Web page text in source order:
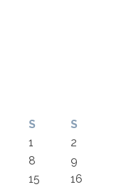
S
S
1
2
8
9
15
16